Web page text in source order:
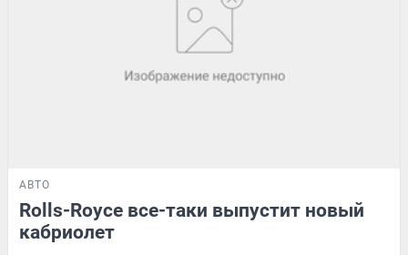
АВТО
Rolls-Royce все-таки выпустит новый
кабриолет